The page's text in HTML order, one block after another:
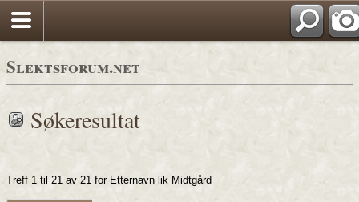
Slektsforum.net
Søkeresultat
Treff 1 til 21 av 21 for Etternavn lik Midtgård